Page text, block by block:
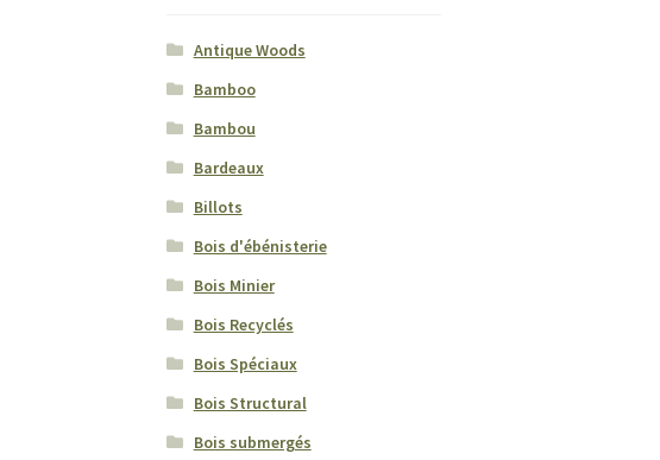
Antique Woods
Bamboo
Bambou
Bardeaux
Billots
Bois d'ébénisterie
Bois Minier
Bois Recyclés
Bois Spéciaux
Bois Structural
Bois submergés